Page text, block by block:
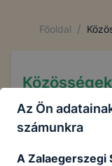
Főoldal /
Közösségek
Az Ön
számunkra
A Zalaegerszegi